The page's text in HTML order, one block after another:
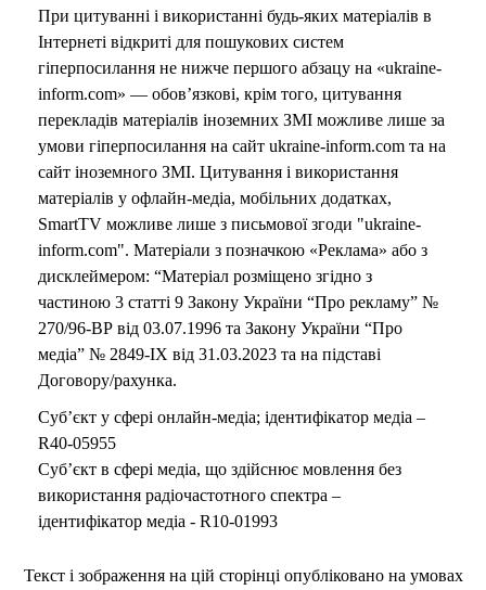
При цитуванні і використанні будь-яких матеріалів в
Інтернеті відкриті для пошукових систем
гіперпосилання не нижче першого абзацу на «ukraine-
inform.com» — обов’язкові, крім того, цитування
перекладів матеріалів іноземних ЗМІ можливе лише за
умови гіперпосилання на сайт ukraine-inform.com та на
сайт іноземного ЗМІ. Цитування і використання
матеріалів у офлайн-медіа, мобільних додатках,
SmartTV можливе лише з письмової згоди "ukraine-
inform.com". Матеріали з позначкою «Реклама» або з
дисклеймером: “Матеріал розміщено згідно з
частиною 3 статті 9 Закону України “Про рекламу” №
270/96-ВР від 03.07.1996 та Закону України “Про
медіа” № 2849-IX від 31.03.2023 та на підставі
Договору/рахунка.
Суб’єкт у сфері онлайн-медіа; ідентифікатор медіа –
R40-05955
Суб’єкт в сфері медіа, що здійснює мовлення без
використання радіочастотного спектра –
ідентифікатор медіа - R10-01993
Текст і зображення на цій сторінці опубліковано на умовах